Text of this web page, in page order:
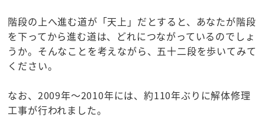
階段の上へ進む道が「天上」だとすると、あなたが階段
を下ってから進む道は、どれにつながっているのでしょ
うか。そんなことを考えながら、五十二段を歩いてみて
ください。
なお、2009年～2010年には、約110年ぶりに解体修理
工事が行われました。